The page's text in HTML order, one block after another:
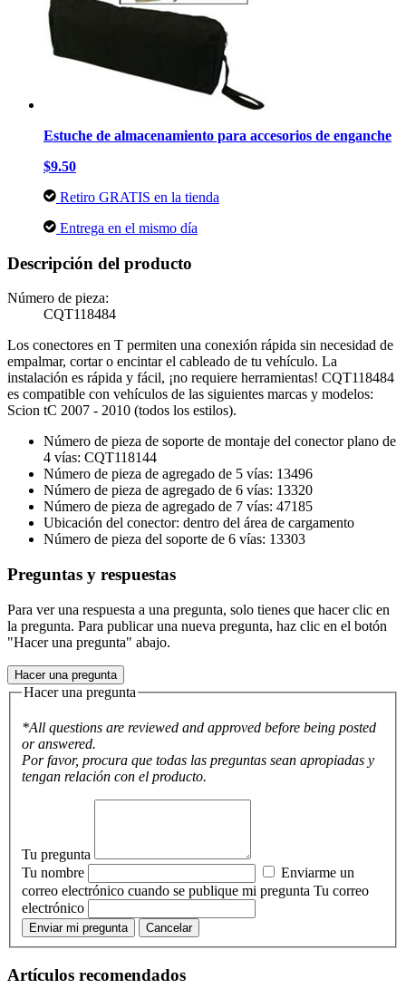
Estuche de almacenamiento para accesorios de enganche
$9.50
Retiro GRATIS en la tienda
Entrega en el mismo día
Descripción del producto
Número de pieza:
CQT118484
Los conectores en T permiten una conexión rápida sin necesidad de
empalmar, cortar o encintar el cableado de tu vehículo. La
instalación es rápida y fácil, ¡no requiere herramientas! CQT118484
es compatible con vehículos de las siguientes marcas y modelos:
Scion tC 2007 - 2010 (todos los estilos).
Número de pieza de soporte de montaje del conector plano de
4 vías: CQT118144
Número de pieza de agregado de 5 vías: 13496
Número de pieza de agregado de 6 vías: 13320
Número de pieza de agregado de 7 vías: 47185
Ubicación del conector: dentro del área de cargamento
Número de pieza del soporte de 6 vías: 13303
Preguntas y respuestas
Para ver una respuesta a una pregunta, solo tienes que hacer clic en
la pregunta. Para publicar una nueva pregunta, haz clic en el botón
"Hacer una pregunta" abajo.
Hacer una pregunta
Hacer una pregunta
*All questions are reviewed and approved before being posted
or answered.
Por favor, procura que todas las preguntas sean apropiadas y
tengan relación con el producto.
Tu pregunta
Tu nombre
Enviarme un
correo electrónico cuando se publique mi pregunta Tu correo
electrónico
Enviar mi pregunta Cancelar
Artículos recomendados